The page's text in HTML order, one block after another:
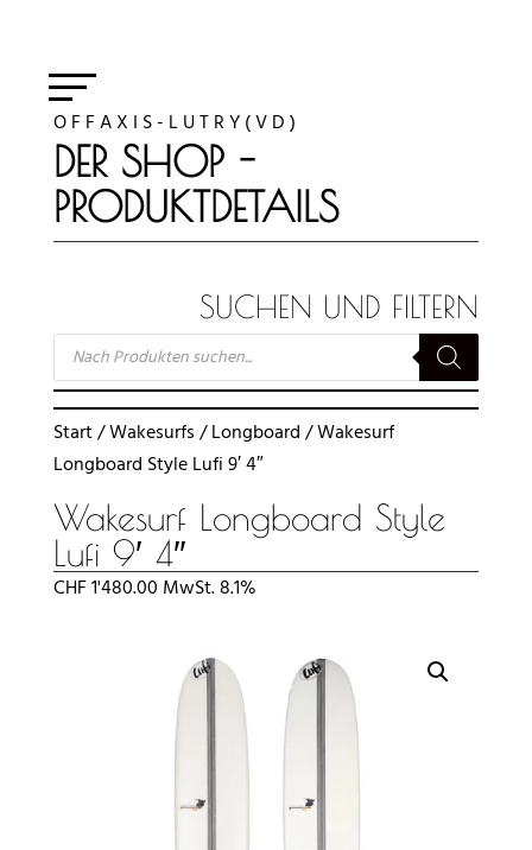
O F F A X I S - L U T R Y ( V D )
DER SHOP -
PRODUKTDETAILS
SUCHEN UND FILTERN
SUCHE
NACH
Start/Wakesurfs /Longboard / Wakesurf
Longboard Style Lufi 9′ 4″
Wakesurf Longboard Style
Lufi 9′ 4″
CHF1'480.00 MwSt. 8.1%